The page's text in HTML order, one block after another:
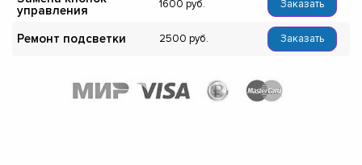
управления
1600 Заказать
Ремонт подсветки 2500 Заказать